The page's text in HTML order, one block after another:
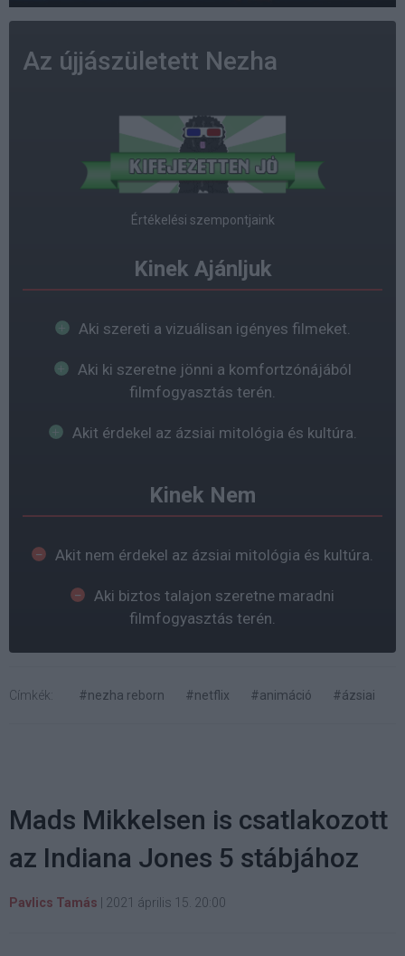
Az újjászületett Nezha
Értékelési szempontjaink
Kinek Ajánljuk
Aki szereti a vizuálisan igényes filmeket.
Aki ki szeretne jönni a komfortzónájából
filmfogyasztás terén.
Akit érdekel az ázsiai mitológia és kultúra.
Kinek Nem
Akit nem érdekel az ázsiai mitológia és kultúra.
Aki biztos talajon szeretne maradni
filmfogyasztás terén.
Címkék: #nezha reborn #netflix #animáció #ázsiai
Mads Mikkelsen is csatlakozott
az Indiana Jones 5 stábjához
Pavlics Tamás 2021 április 15. 20:00